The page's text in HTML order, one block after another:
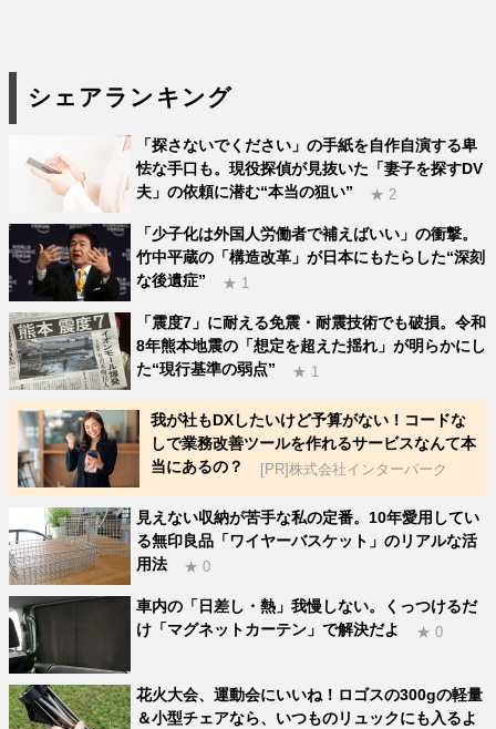
シェアランキング
「探さないでください」の手紙を自作自演する卑
怯な手口も。現役探偵が見抜いた「妻子を探すDV
夫」の依頼に潜む“本当の狙い”
★ 2
「少子化は外国人労働者で補えばいい」の衝撃。
竹中平蔵の「構造改革」が日本にもたらした“深刻
な後遺症”
★ 1
「震度7」に耐える免震・耐震技術でも破損。令和
8年熊本地震の「想定を超えた揺れ」が明らかにし
た“現行基準の弱点”
★ 1
我が社もDXしたいけど予算がない！コードな
しで業務改善ツールを作れるサービスなんて本
当にあるの？
[PR]株式会社インターパーク
見えない収納が苦手な私の定番。10年愛用してい
る無印良品「ワイヤーバスケット」のリアルな活
用法
★ 0
車内の「日差し・熱」我慢しない。くっつけるだ
け「マグネットカーテン」で解決だよ
★ 0
花火大会、運動会にいいね！ロゴスの300gの軽量
＆小型チェアなら、いつものリュックにも入るよ